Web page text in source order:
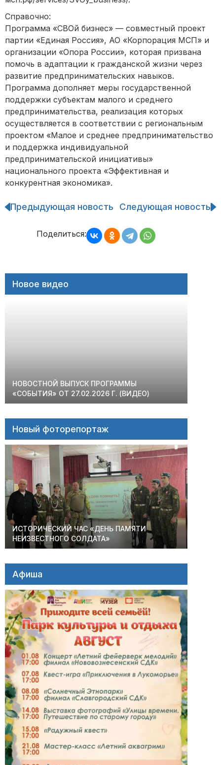
Справочно:
Программа «СВОй бизнес» — совместный проект
партии «Единая Россия», АО «Корпорация МСП» и
организации «Опора России», которая призвана
помочь в адаптации к гражданской жизни через
развитие предпринимательских навыков.
Программа дополняет меры государственной
поддержки субъектам малого и среднего
предпринимательства, реализация которых
осуществляется в соответствии с региональным
проектом «Малое и среднее предпринимательство
и поддержка индивидуальной
предпринимательской инициативы»
национального проекта «Эффективная и
конкурентная экономика».
Навигация
записям
Предыдующая новость Следующая новость
Поделиться:
Новое видео
НОВОСТНОЙ ВЫПУСК ПРОГРАММЫ
«СОБЫТИЯ» ОТ 27.02.2026 Г. (ВИДЕО)
Новый фоторепортаж
ИСТОРИЧЕСКИЙ ЧАС «ДЕНЬ ПАМЯТИ
НЕИЗВЕСТНОГО СОЛДАТА»
Афиша